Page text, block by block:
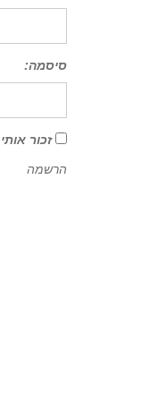
סיסמה:
זכור אותי
הרשמה